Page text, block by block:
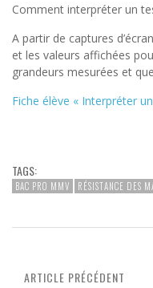
Comment interpréter un
A partir de captures
et les valeurs affichées
grandeurs mesurées et
Fiche élève « Interpréter
TAGS:
BAC PRO MMV RÉSISTANCE DES
ARTICLE PRÉCÉDENT